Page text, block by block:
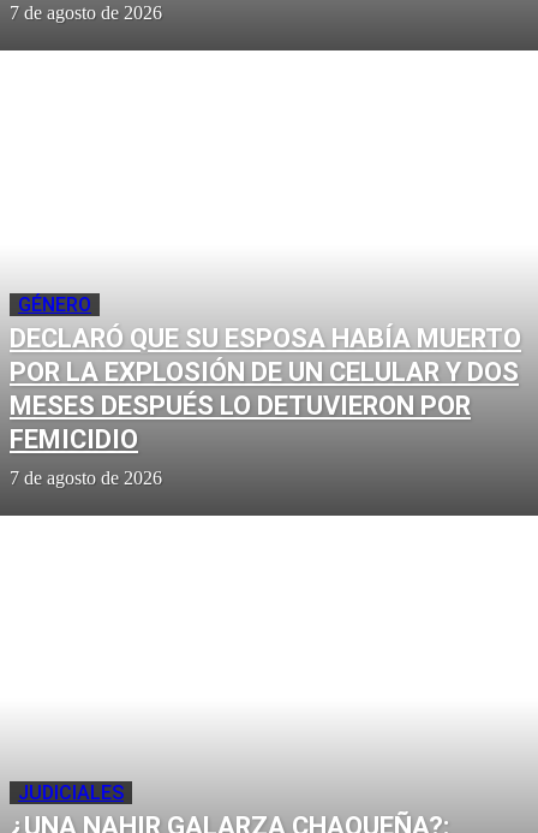
7 de agosto de 2026
GÉNERO
DECLARÓ QUE SU ESPOSA HABÍA MUERTO
POR LA EXPLOSIÓN DE UN CELULAR Y DOS
MESES DESPUÉS LO DETUVIERON POR
FEMICIDIO
7 de agosto de 2026
JUDICIALES
¿UNA NAHIR GALARZA CHAQUEÑA?: